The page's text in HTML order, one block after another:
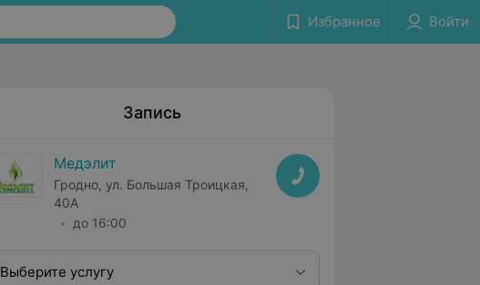
Избранное Войти
Запись
Медэлит
Гродно, ул. Большая Троицкая,
40А
до 16:00
Выберите услугу